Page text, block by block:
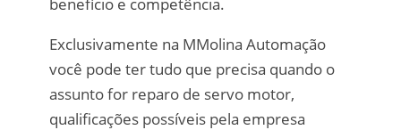
Exclusivamente na MMolina Automação
você pode ter tudo que precisa quando o
assunto for reparo de servo motor,
qualificações possíveis pela empresa